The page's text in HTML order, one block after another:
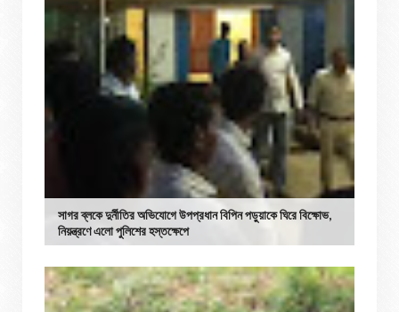
সাগর ব্লকে দুর্নীতির অভিযোগে উপপ্রধান বিপিন পড়ুয়াকে ঘিরে বিক্ষোভ,
নিয়ন্ত্রণে এলো পুলিশের হস্তক্ষেপে